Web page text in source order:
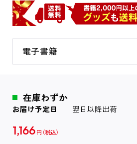
電子書籍
在庫わずか
お届け予定日 翌日以降出荷
1,166 円